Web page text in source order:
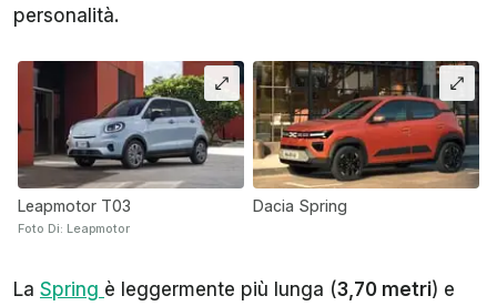
personalità.
Leapmotor T03
Foto Di: Leapmotor
Dacia Spring
La Spring è leggermente più lunga (3,70 metri) e